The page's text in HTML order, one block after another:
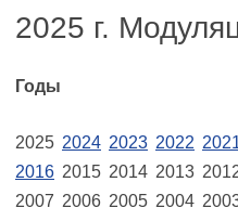
2025 г.
Годы
2025 2024 2023 2022
2016 2015 2014 2013
2007 2006 2005 2004